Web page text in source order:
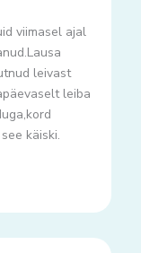
viimasel ajal
leivast
leiba
käiski.